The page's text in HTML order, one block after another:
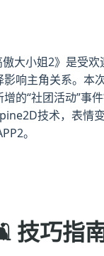
傲大小姐2》是受
响主角关系。本
的“社团活动”事
技术，表情
。
技巧指